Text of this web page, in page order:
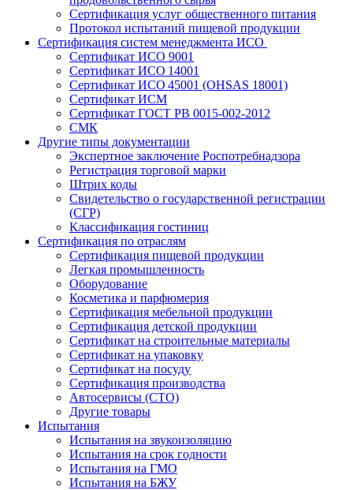
Сертификация услуг общественного питания
Протокол испытаний пищевой продукции
Сертификация систем менеджмента ИСО
Сертификат ИСО 9001
Сертификат ИСО 14001
Сертификат ИСО 45001 (OHSAS 18001)
Сертификат ИСМ
Сертификат ГОСТ РВ 0015-002-2012
СМК
Другие типы документации
Экспертное заключение Роспотребнадзора
Регистрация торговой марки
Штрих коды
Свидетельство о государственной регистрации
(СГР)
Классификация гостиниц
Сертификация по отраслям
Сертификация пищевой продукции
Легкая промышленность
Оборудование
Косметика и парфюмерия
Сертификация мебельной продукции
Сертификация детской продукции
Сертификат на строительные материалы
Сертификат на упаковку
Сертификат на посуду
Сертификация производства
Автосервисы (СТО)
Другие товары
Испытания
Испытания на звукоизоляцию
Испытания на срок годности
Испытания на ГМО
Испытания на БЖУ